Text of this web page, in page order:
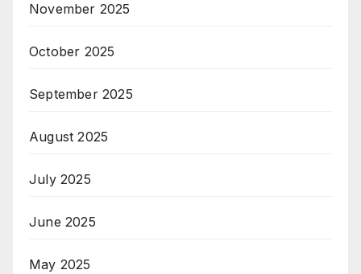
November 2025
October 2025
September 2025
August 2025
July 2025
June 2025
May 2025